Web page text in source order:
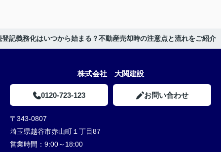
登記義務化はいつから始まる？不動産売却時の注意点と流れをご紹介
株式会社 大関建設
0120-723-123 お問い合わせ
〒343-0807
埼玉県越谷市赤山町１丁目87
営業時間： 9:00～18:00